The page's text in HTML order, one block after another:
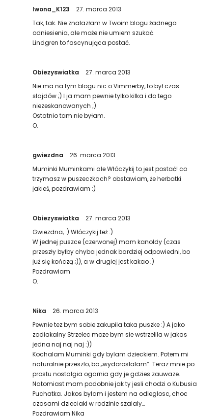
Iwona_K123
27. marca 2013
Tak, tak. Nie znalazłam w Twoim blogu żadnego
odniesienia, ale może nie umiem szukać.
Lindgren to fascynująca postać.
Obiezyswiatka
27. marca 2013
Nie ma na tym blogu nic o Vimmerby, to był czas
slajdów ;) I ja mam pewnie tylko kilka i do tego
niezeskanowanych ;)
Ostatnio tam nie byłam.
O.
gwiezdna
26. marca 2013
Muminki Muminkami ale Włóczykij to jest postać! co
trzymasz w puszeczkach? obstawiam, że herbatki
jakieś, pozdrawiam :)
Obiezyswiatka
27. marca 2013
Gwiezdna, :) Włóczykij też :)
W jednej puszce (czerwonej) mam kanoldy (czas
przeszły byłby chyba jednak bardziej odpowiedni, bo
już się kończą ;)), a w drugiej jest kakao ;)
Pozdrawiam
O.
Nika
26. marca 2013
Pewnie tez bym sobie zakupila taka puszke :) A jako
zodiakalny Strzelec moze bym sie wstrzelila w jakas
jedna naj naj naj :))
Kochalam Muminki gdy bylam dzieckiem. Potem mi
naturalnie przeszlo, bo „wydoroslalam”. Teraz mnie po
prostu nostalgia ogarnia gdy je gdzies zauwaze.
Natomiast mam podobnie jak ty jesli chodzi o Kubusia
Puchatka. Jakos bylam i jestem na odleglosc, choc
czasami dzieciaki w rodzinie szalaly…
Pozdrawiam Nika